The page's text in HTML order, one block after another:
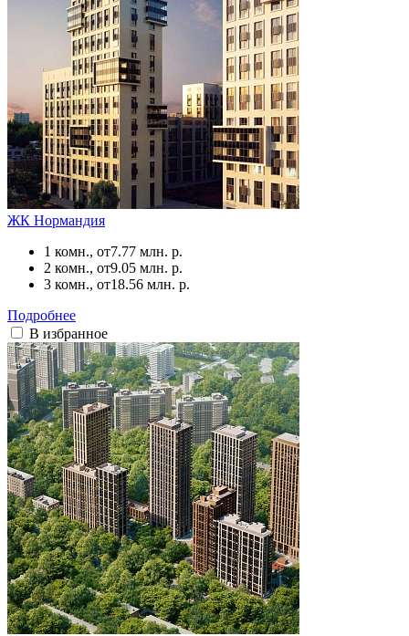
ЖК Нормандия
1 комн., от7.77 млн. р.
2 комн., от9.05 млн. р.
3 комн., от18.56 млн. р.
Подробнее
В избранное